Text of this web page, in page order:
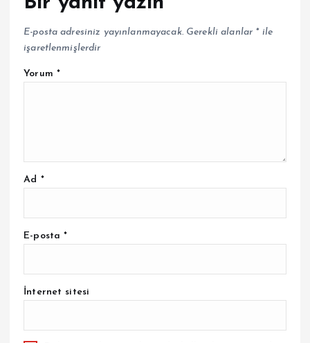
E-posta adresiniz yayınlanmayacak. Gerekli alanlar *ile
işaretlenmişlerdir
Yorum *
Ad *
E-posta*
İnternet sitesi